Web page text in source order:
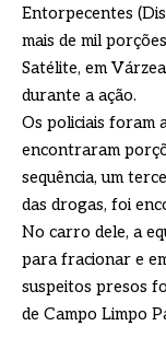
Entorpecentes
mais de mil
Satélite, em
durante a ação.
Os policiais foram
encontraram
sequência, um
das drogas, foi
No carro dele, a
para fracionar e
suspeitos presos
de Campo Limpo